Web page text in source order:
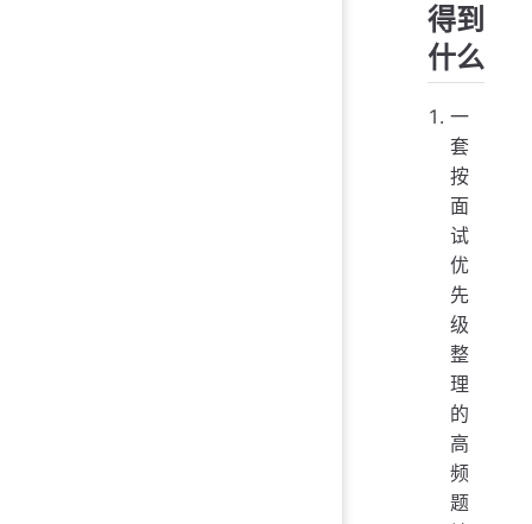
得到
什么
一
套
按
面
试
优
先
级
整
理
的
高
频
题